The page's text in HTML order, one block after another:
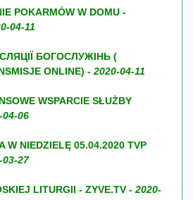
POKARMÓW W DOMU -
04-11
БОГОСЛУЖІНЬ (
ONLINE) - 2020-04-11
WSPARCIE SŁUŻBY
04-06
W NIEDZIELĘ 05.04.2020 TVP
03-27
LITURGII - ZYVE.TV - 2020-